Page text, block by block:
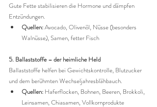
Gute Fette stabilisieren die Hormone und dämpfen
Entzündungen.
Quellen: Avocado, Olivenöl, Nüsse (besonders
Walnüsse), Samen, fetter Fisch
5. Ballaststoffe – der heimliche Held
Ballaststoffe helfen bei Gewichtskontrolle, Blutzucker
und dem berühmten Wechseljahresblähbauch.
Quellen: Haferflocken, Bohnen, Beeren, Brokkoli,
Leinsamen, Chiasamen, Vollkornprodukte